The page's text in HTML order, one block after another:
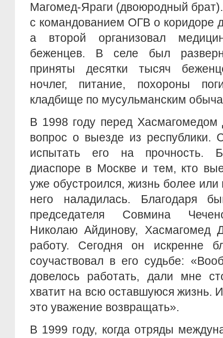
Магомед-Яраги (двоюродный
с командованием ОГВ о коридоре
а второй организовал
беженцев. В селе был
приняты десятки тысяч
ночлег, питание, похороны
кладбище по мусульманским
В 1998 году перед
вопрос о выезде из республики.
испытать его на прочность.
диаспоре в Москве и тем, кто
уже обустроился, жизнь более
него наладилась. Благодаря
председателя Совмина
Николаю Айдинову, Хасмагомед
работу. Сегодня он искренне
соучаствовал в его судьбе:
довелось работать, дали мне
хватит на всю оставшуюся жизнь.
это уважение возвращать».
В 1999 году, когда отряды